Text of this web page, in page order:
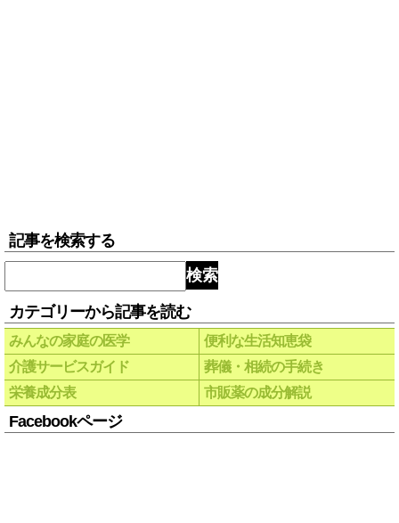
記事を検索する
検索
カテゴリーから記事を読む
みんなの家庭の医学
便利な生活知恵袋
介護サービスガイド
葬儀・相続の手続き
栄養成分表
市販薬の成分解説
Facebookページ